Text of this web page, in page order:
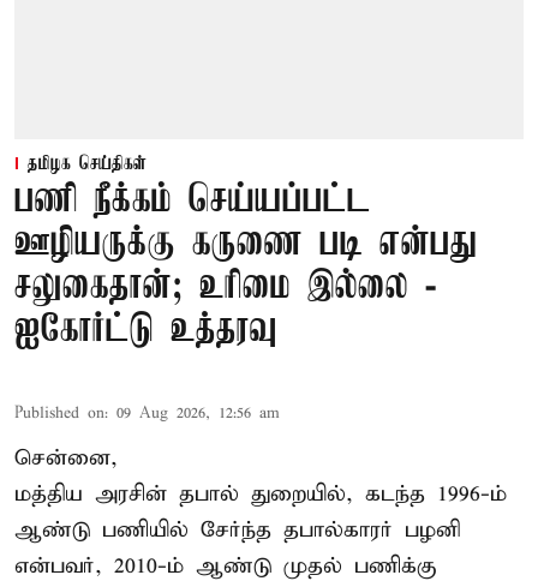
தமிழக செய்திகள்
பணி நீக்கம் செய்யப்பட்ட
ஊழியருக்கு கருணை படி என்பது
சலுகைதான்; உரிமை இல்லை -
ஐகோர்ட்டு உத்தரவு
Published on: 09 Aug 2026, 12:56 am
சென்னை,
மத்திய அரசின் தபால் துறையில், கடந்த 1996-ம்
ஆண்டு பணியில் சேர்ந்த தபால்காரர் பழனி
என்பவர், 2010-ம் ஆண்டு முதல் பணிக்கு